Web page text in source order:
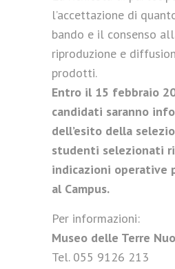
l’accettazione di
bando e il consenso
riproduzione e
prodotti.
Entro il 15 febbraio
candidati saranno
dell’esito della
studenti selezionati
indicazioni operative
al Campus.
Per informazioni:
Museo delle Terre
Tel. 055 9126 213